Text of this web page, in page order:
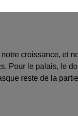
croissance, et
Pour le palais, le
reste de la